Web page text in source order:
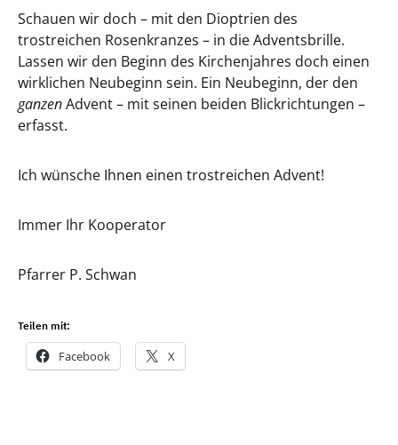
Schauen wir doch – mit den Dioptrien des
trostreichen Rosenkranzes – in die Adventsbrille.
Lassen wir den Beginn des Kirchenjahres doch einen
wirklichen Neubeginn sein. Ein Neubeginn, der den
ganzenAdvent – mit seinen beiden Blickrichtungen –
erfasst.
Ich wünsche Ihnen einen trostreichen Advent!
Immer Ihr Kooperator
Pfarrer P. Schwan
Teilen mit:
Facebook X